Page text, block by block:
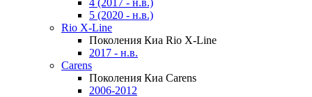
4 (2017 - н.в.)
5 (2020 - н.в.)
Rio X-Line
Поколения Киа Rio X-Line
2017 - н.в.
Carens
Поколения Киа Carens
2006-2012